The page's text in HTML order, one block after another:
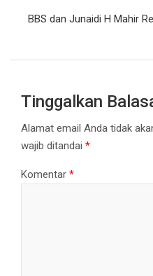
BBS dan Junaidi H Mahir
Tinggalkan
Alamat email Anda tidak
wajib ditandai *
Komentar *